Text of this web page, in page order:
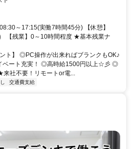
～17:15(実働7時間45分) 【休憩】
【残業】0～10時間程度 ★基本残業ナ
ト】 ◎PC操作が出来ればブランクもOK♪
ベート充実！ ◎高時給1500円以上☆彡 ◎
社不要！リモートor電...
交通費支給